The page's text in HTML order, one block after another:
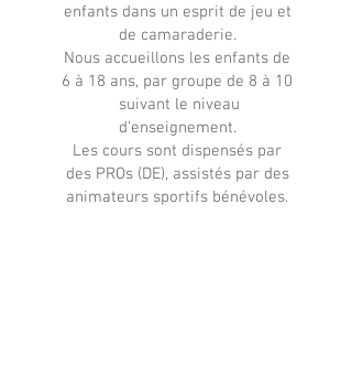
enfants dans un esprit de jeu et
de camaraderie.
Nous accueillons les enfants de
6 à 18 ans, par groupe de 8 à 10
suivant le niveau
d’enseignement.
Les cours sont dispensés par
des PROs (DE), assistés par des
animateurs sportifs bénévoles.